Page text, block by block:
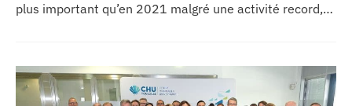
plus important qu’en 2021 malgré une activité record,